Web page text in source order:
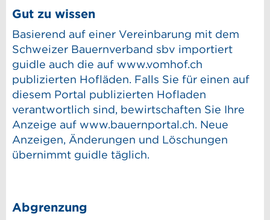
Gut zu wissen
Basierend auf einer Vereinbarung mit dem
Schweizer Bauernverband sbv importiert
guidle auch die auf www.vomhof.ch
publizierten Hofläden. Falls Sie für einen auf
diesem Portal publizierten Hofladen
verantwortlich sind, bewirtschaften Sie Ihre
Anzeige auf www.bauernportal.ch. Neue
Anzeigen, Änderungen und Löschungen
übernimmt guidle täglich.
Abgrenzung